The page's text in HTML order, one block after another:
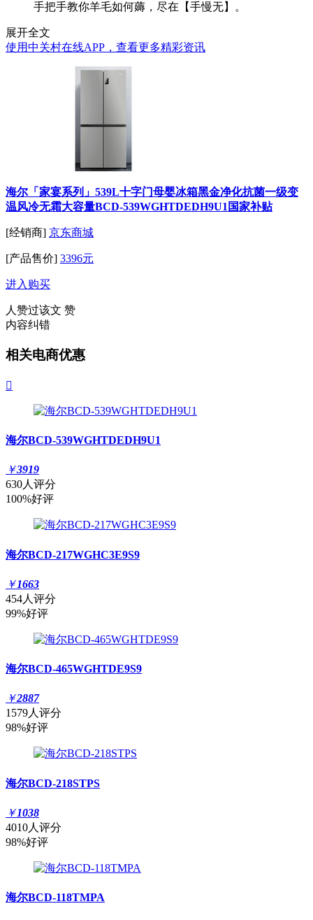
手把手教你羊毛如何薅，尽在【手慢无】。
展开全文
使用中关村在线APP，查看更多精彩资讯
海尔「家宴系列」539L十字门母婴冰箱黑金净化抗菌一级变
温风冷无霜大容量BCD-539WGHTDEDH9U1国家补贴
[经销商] 京东商城
[产品售价] 3396元
进入购买
人赞过该文 赞
内容纠错
相关电商优惠

海尔BCD-539WGHTDEDH9U1
￥3919
630人评分
100%好评
海尔BCD-217WGHC3E9S9
￥1663
454人评分
99%好评
海尔BCD-465WGHTDE9S9
￥2887
1579人评分
98%好评
海尔BCD-218STPS
￥1038
4010人评分
98%好评
海尔BCD-118TMPA